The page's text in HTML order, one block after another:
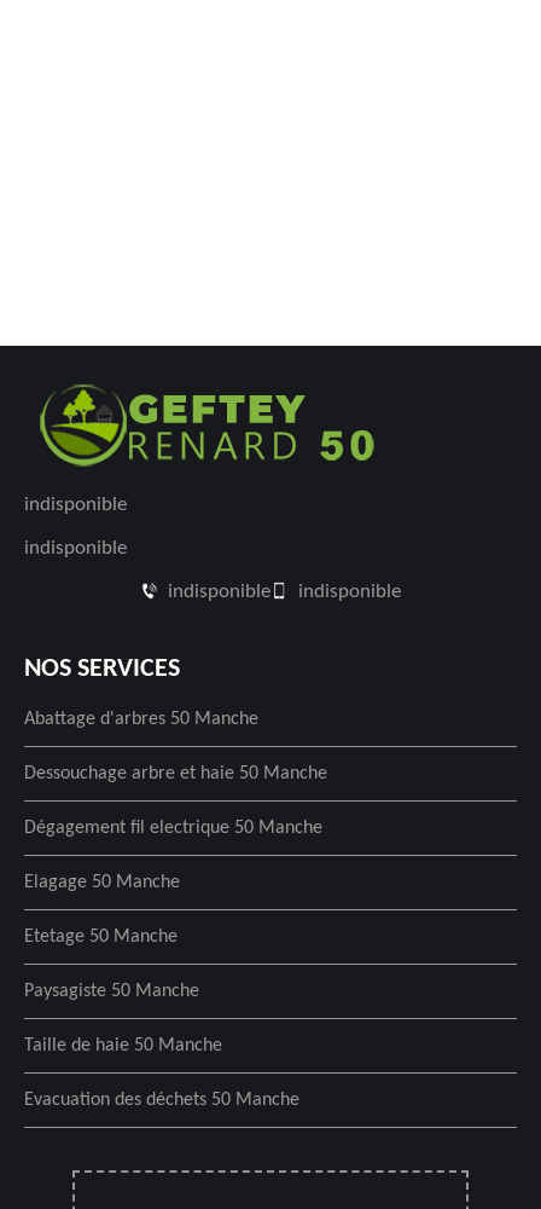
indisponible
indisponible
indisponible indisponible
NOS SERVICES
Abattage d'arbres 50 Manche
Dessouchage arbre et haie 50 Manche
Dégagement fil electrique 50 Manche
Elagage 50 Manche
Etetage 50 Manche
Paysagiste 50 Manche
Taille de haie 50 Manche
Evacuation des déchets 50 Manche